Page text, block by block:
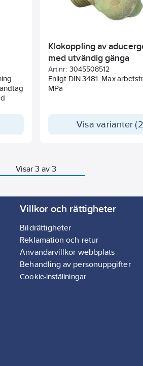
Klokoppling av
med utvändig gänga
Art nr: 3045508512
Enligt DIN 3481. Max
MPa
Visa varianter
Visar 3 av 3
Villkor och rättigheter
Bildrättigheter
Reklamation och retur
Användarvillkor webbplats
Behandling av personuppgifter
Cookie-inställningar